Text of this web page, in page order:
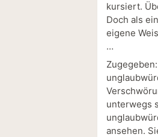
kursiert.
Doch als
eigene
…
unterwegs
ansehen.